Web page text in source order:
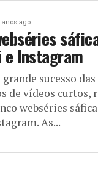
anos ago
e Instagram
sucesso
de vídeos curtos,
webséries
As...